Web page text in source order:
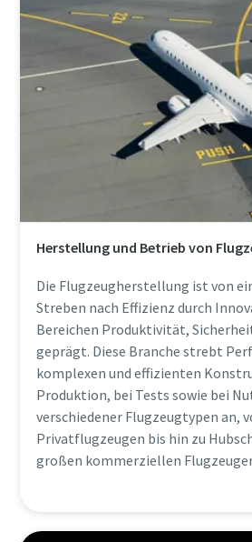
Herstellung und Betrieb von
Die Flugzeugherstellung ist von
Streben nach Effizienz durch
Bereichen Produktivität,
geprägt. Diese Branche strebt
komplexen und effizienten
Produktion, bei Tests sowie bei
verschiedener Flugzeugtypen an,
Privatflugzeugen bis hin zu
großen kommerziellen